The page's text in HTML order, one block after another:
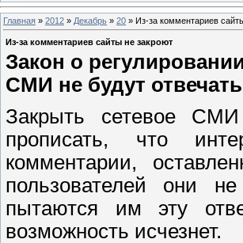
Главная » 2012 » Декабрь » 20 » Из-за комментариев
Из-за комментариев сайты не закроют
Закон о
СМИ не будут
Закрыть сетевое СМИ
прописать, что
комментарии,
пользователей они
пытаются им эту
возможность исчезнет.